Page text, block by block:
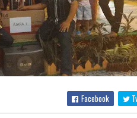
Facebook